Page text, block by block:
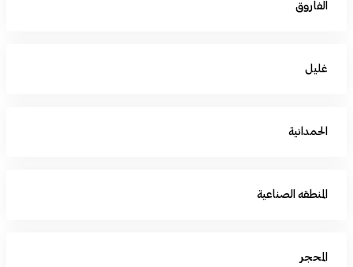
الفاروق
غليل
الحمدانية
المنطقه الصناعية
المحجر